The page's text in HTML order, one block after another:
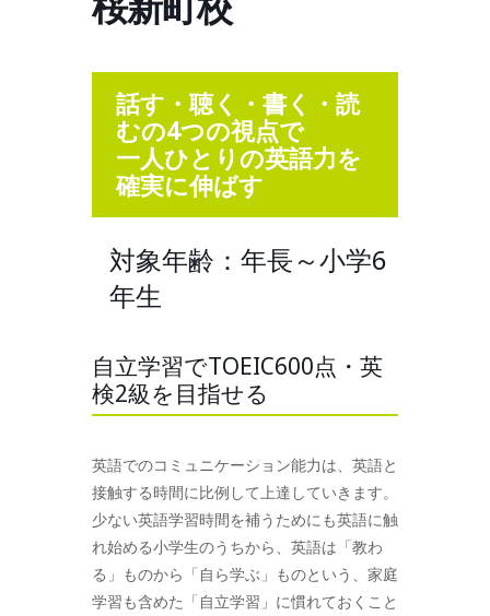
話す・聴く・書く・読
むの4つの視点で
一人ひとりの英語力を
確実に伸ばす
対象年齢：年長～小学6
年生
自立学習でTOEIC600点・英
検2級を目指せる
英語でのコミュニケーション能力は、英語と
接触する時間に比例して上達していきます。
少ない英語学習時間を補うためにも英語に触
れ始める小学生のうちから、英語は「教わ
る」ものから「自ら学ぶ」ものという、家庭
学習も含めた「自立学習」に慣れておくこと